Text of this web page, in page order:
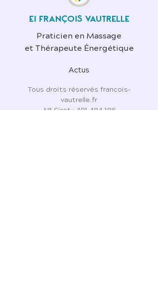
EI FRANÇOIS VAUTRELLE
Praticien en Massage
et Thérapeute Énergétique
Actus
Tous droits réservés francois-
vautrelle.fr
N° Siret : 481 484 186